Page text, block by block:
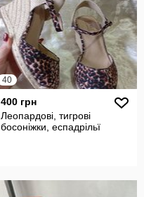
40
400 грн
Леопардові, тигрові
босоніжки, еспадрільї